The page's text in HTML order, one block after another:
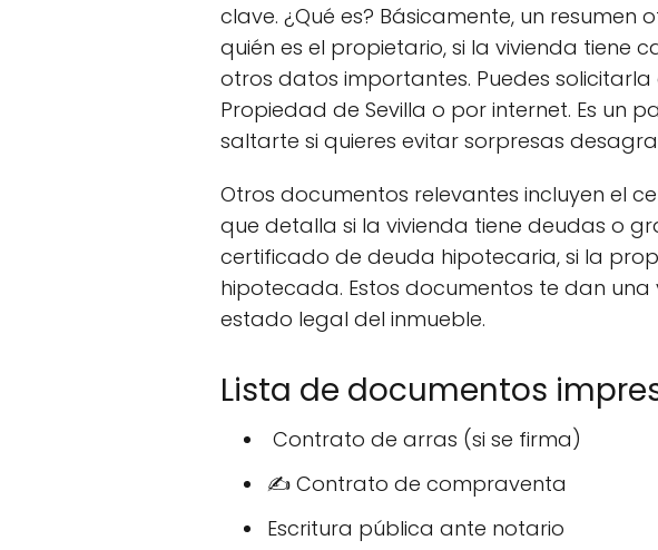
clave. ¿Qué es? Básicamente, un resumen
quién es el propietario, si la vivienda tiene
otros datos importantes. Puedes solicitarla
Propiedad de Sevilla o por internet. Es un
saltarte si quieres evitar sorpresas
Otros documentos relevantes incluyen el
que detalla si la vivienda tiene deudas o
certificado de deuda hipotecaria, si la
hipotecada. Estos documentos te dan
estado legal del inmueble.
Lista de documentos
️ Contrato de arras (si se firma)
✍️ Contrato de compraventa
Escritura pública ante notario